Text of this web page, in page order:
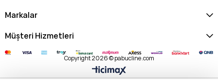
Markalar
Müşteri Hizmetleri
Copyright 2026 © pabucline.com